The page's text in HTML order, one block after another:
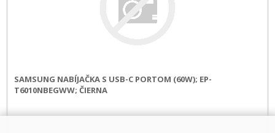
SAMSUNG NABÍJAČKA S USB-C PORTOM (60W); EP-
T6010NBEGWW; ČIERNA